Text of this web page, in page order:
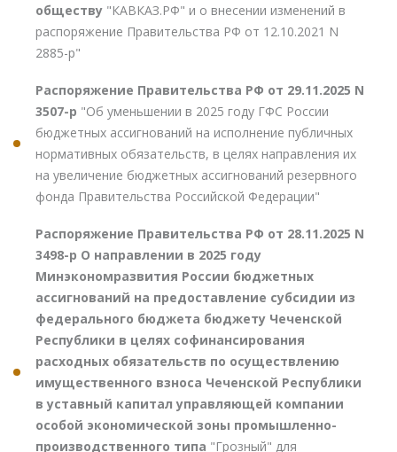
обществу "КАВКАЗ.РФ" и о внесении изменений в
распоряжение Правительства РФ от 12.10.2021 N
2885-р"
Распоряжение Правительства РФ от 29.11.2025 N
3507-р "Об уменьшении в 2025 году ГФС России
бюджетных ассигнований на исполнение публичных
нормативных обязательств, в целях направления их
на увеличение бюджетных ассигнований резервного
фонда Правительства Российской Федерации"
Распоряжение Правительства РФ от 28.11.2025 N
3498-р О направлении в 2025 году
Минэкономразвития России бюджетных
ассигнований на предоставление субсидии из
федерального бюджета бюджету Чеченской
Республики в целях софинансирования
расходных обязательств по осуществлению
имущественного взноса Чеченской Республики
в уставный капитал управляющей компании
особой экономической зоны промышленно-
производственного типа "Грозный" для